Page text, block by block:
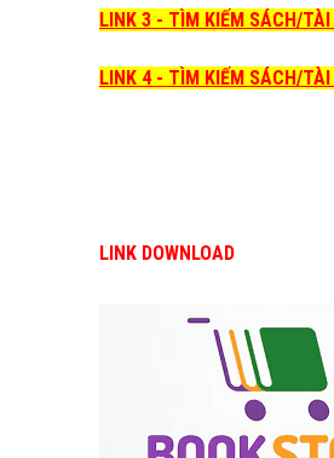
LINK 3 - TÌM KIẾM SÁCH/
LINK 4 - TÌM KIẾM SÁCH/
LINK DOWNLOAD